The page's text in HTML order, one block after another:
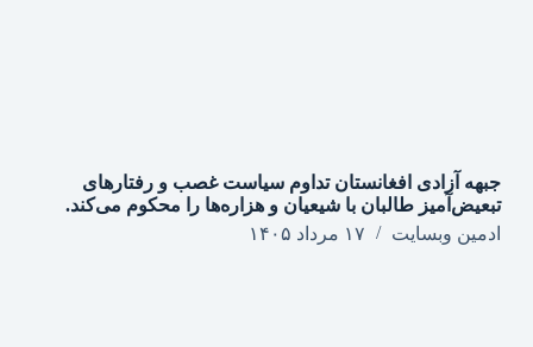
جبهه آزادی افغانستان تداوم سیاست غصب و رفتارهای
تبعیض‌آمیز طالبان با شیعیان و هزاره‌ها را محکوم می‌کند.
ادمین وبسایت
۱۷ مرداد ۱۴۰۵